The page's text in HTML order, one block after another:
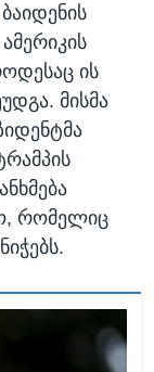
ის
მისმა
რომელიც